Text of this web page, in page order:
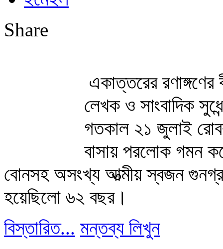
Share
একাত্তরের
লেখক ও সাংবাদিক
গতকাল ২১ জুলাই
বাসায় পরলোক গমন
বোনসহ অসংখ্য আত্মীয় স্বজন
হয়েছিলো ৬২ বছর।
বিস্তারিত... মন্তব্য লিখুন